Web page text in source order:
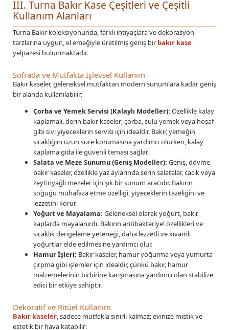
III. Turna Bakır Kase Çeşitleri ve Çeşitli
Kullanım Alanları
Turna Bakır koleksiyonunda, farklı ihtiyaçlara ve dekorasyon
tarzlarına uygun, el emeğiyle üretilmiş geniş bir bakır kase
yelpazesi bulunmaktadır.
Sofrada ve Mutfakta İşlevsel Kullanım
Bakır kaseler, geleneksel mutfaktan modern sunumlara kadar geniş
bir alanda kullanılabilir:
Çorba ve Yemek Servisi (Kalaylı Modeller): Özellikle kalay
kaplamalı, derin bakır kaseler; çorba, sulu yemek veya hoşaf
gibi sıvı yiyeceklerin servisi için idealdir. Bakır, yemeğin
sıcaklığını uzun süre korumasına yardımcı olurken, kalay
kaplama gıda ile güvenli teması sağlar.
Salata ve Meze Sunumu (Geniş Modeller): Geniş, dövme
bakır kaseler, özellikle yaz aylarında serin salatalar, cacık veya
zeytinyağlı mezeler için şık bir sunum aracıdır. Bakırın
soğuğu muhafaza etme özelliği, yiyeceklerin tazeliğini ve
lezzetini korur.
Yoğurt ve Mayalama: Geleneksel olarak yoğurt, bakır
kaplarda mayalanırdı. Bakırın antibakteriyel özellikleri ve
sıcaklık dengeleme yeteneği, daha lezzetli ve kıvamlı
yoğurtlar elde edilmesine yardımcı olur.
Hamur İşleri: Bakır kaseler, hamur yoğurma veya yumurta
çırpma gibi işlemler için idealdir, çünkü bakır, hamur
malzemelerinin birbirine karışmasına yardımcı olan stabilize
edici bir etkiye sahiptir.
Dekoratif ve Ritüel Kullanım
Bakır kaseler, sadece mutfakla sınırlı kalmaz; evinize mistik ve
estetik bir hava katabilir: